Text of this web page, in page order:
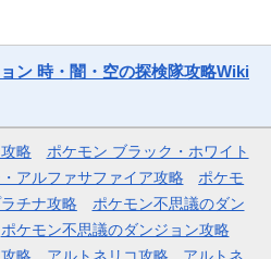
ン 時・闇・空の探検隊攻略Wiki
略
ポケモン ブラック・ホワイト
アルファサファイア攻略
ポケモ
チナ攻略
ポケモン不思議のダン
ポケモン不思議のダンジョン攻略